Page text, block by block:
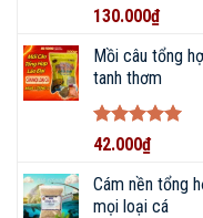
Được xếp
5
sao
130.000₫
Mồi câu tổng
tanh thơm
Được xếp
55
sao
42.000₫
Cám nền tổng
mọi loại cá